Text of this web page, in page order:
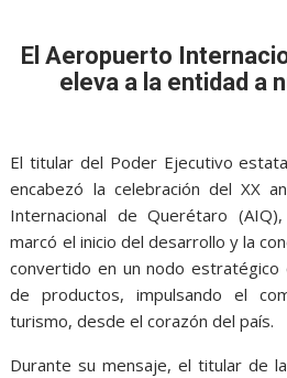
El Aeropuerto
eleva a la entidad a
El titular del Poder Ejecutivo
encabezó la celebración del XX
Internacional de Querétaro
marcó el inicio del desarrollo y la
convertido en un nodo estratégico
de productos, impulsando el
turismo, desde el corazón del país.
Durante su mensaje, el titular de